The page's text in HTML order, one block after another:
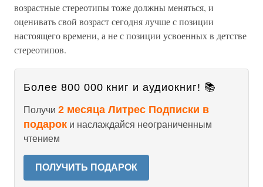
возрастные стереотипы тоже должны меняться, и
оценивать свой возраст сегодня лучше с позиции
настоящего времени, а не с позиции усвоенных в детстве
стереотипов.
Более 800 000 книг и аудиокниг! 📚
Получи 2 месяца Литрес Подписки в
подарок и наслаждайся неограниченным
чтением
ПОЛУЧИТЬ ПОДАРОК